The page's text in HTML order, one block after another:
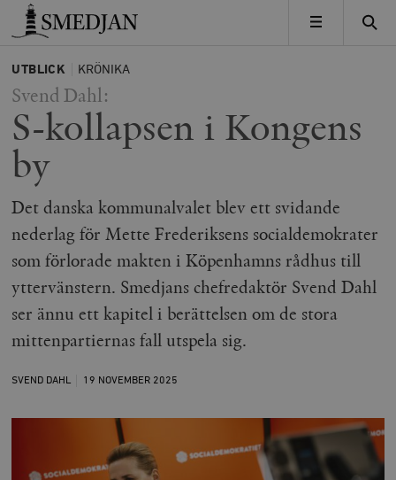
Timbro
MENY
UTBLICK KRÖNIKA
Svend Dahl:
S-kollapsen i Kongens
by
Det danska kommunalvalet blev ett svidande
nederlag för Mette Frederiksens socialdemokrater
som förlorade makten i Köpenhamns rådhus till
yttervänstern. Smedjans chefredaktör Svend Dahl
ser ännu ett kapitel i berättelsen om de stora
mittenpartiernas fall utspela sig.
SVEND DAHL 19 NOVEMBER 2025